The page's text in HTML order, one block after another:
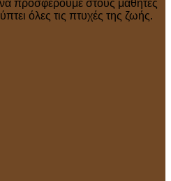
προσφέρουμε στους μαθητές
όλες τις πτυχές της ζωής.